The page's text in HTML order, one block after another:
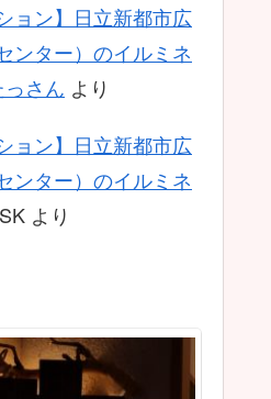
ョン】日立新都市広
ンター）のイルミネ
っさん より
ョン】日立新都市広
ンター）のイルミネ
より